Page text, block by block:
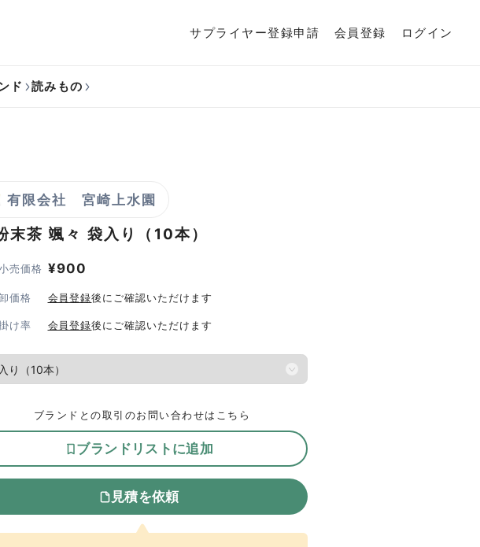
サプライヤー登録申請 会員登録 ログイン
ド 読みもの
有限会社 宮崎上水園
末茶 颯々 袋入り（10本）
売価格 ¥900
価格 会員登録後にご確認いただけます
け率 会員登録後にご確認いただけます
ブランドとの取引のお問い合わせはこちら
ブランドリストに追加
見積を依頼